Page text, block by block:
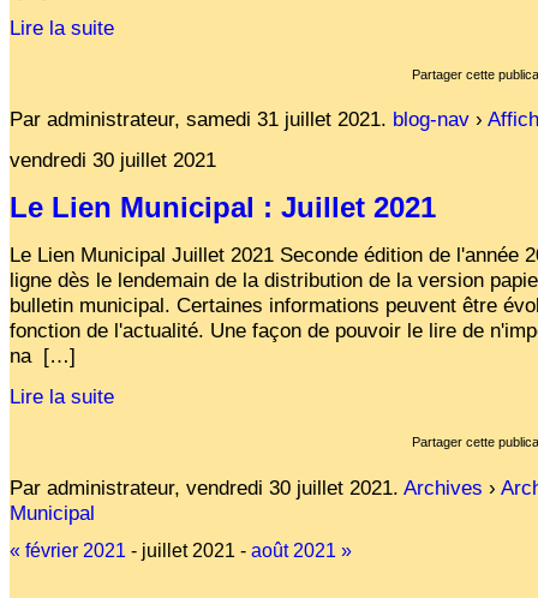
Lire la suite
Partager cette
Par administrateur, samedi 31 juillet 2021. blog-nav ›
vendredi 30 juillet 2021
Le Lien Municipal : Juillet 2021
Le Lien Municipal Juillet 2021 Seconde édition de l'année
ligne dès le lendemain de la distribution de la version
bulletin municipal. Certaines informations peuvent être
fonction de l'actualité. Une façon de pouvoir le lire de
na […]
Lire la suite
Partager cette
Par administrateur, vendredi 30 juillet 2021. Archives ›
Municipal
« février 2021 - juillet 2021 - août 2021 »